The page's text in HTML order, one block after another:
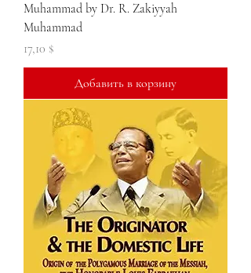
Muhammad by Dr. R. Zakiyyah
Muhammad
Цена
17,10 $
Добавить в корзину